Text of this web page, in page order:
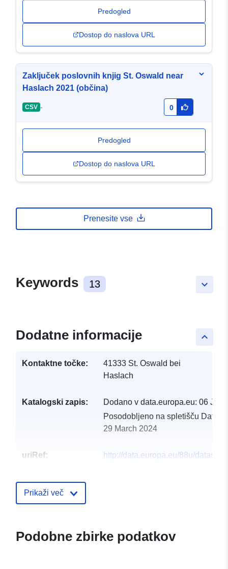
Predogled
Dostop do naslova URL
Zaključek poslovnih knjig St. Oswald near
Haslach 2021 (občina)
CSV - 0
Predogled
Dostop do naslova URL
Prenesite vse
keyboard_arrow_down
Keywords 13
keyboard_arrow_up
Dodatne informacije
Kontaktne točke:
41333 St. Oswald bei
Haslach
Katalogski zapis: Dodano v data.europa.eu: 06
Posodobljeno na spletišču
29 March 2024
uriRef:
http://data.europa.eu/88u/
Prikaži več
Podobne zbirke podatkov